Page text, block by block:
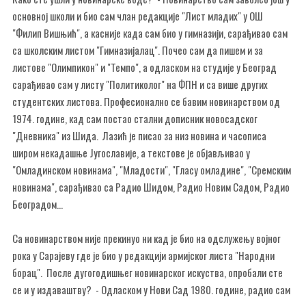
основној школи и био сам члан редакције "Лист младих" у ОШ
"Филип Вишњић", а касније када сам био у гимназији, сарађивао сам
са школским листом "Гимназијалац". Почео сам да пишем и за
листове "Олимпикон" и "Темпо", а одласком на студије у Београд
сарађивао сам у листу "Политиколог" на ФПН и са више других
студентских листова. Професионално се бавим новинарством од
1974. године, кад сам постао стални дописник новосадског
"Дневника" из Шида. Лазић је писао за низ новина и часописа
широм некадашње Југославије, а текстове је објављивао у
"Омладинском новинама", "Младости", "Гласу омладине", "Сремским
новинама", сарађивао са Радио Шидом, Радио Новим Садом, Радио
Београдом...
Са новинарством није прекинуо ни кад је био на одслужењу војног
рока у Сарајеву где је био у редакцији армијског листа "Народни
борац". После дугогодишњег новинарског искуства, опробали сте
се и у издаваштву? - Одласком у Нови Сад 1980. године, радио сам